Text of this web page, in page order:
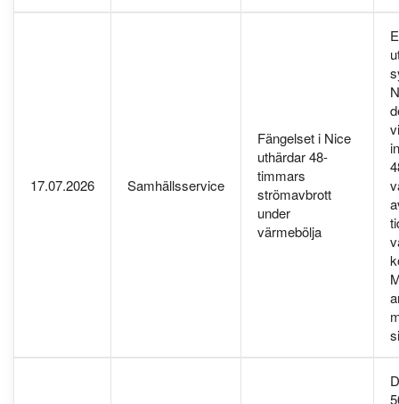
17.07.2026 Samhällsservice
Fängelset i Nice
uthärdar 48-
timmars
strömavbrott
under
värmebölja